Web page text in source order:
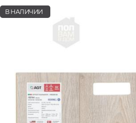
В НАЛИЧИИ